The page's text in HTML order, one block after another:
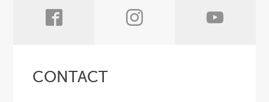
CONTACT